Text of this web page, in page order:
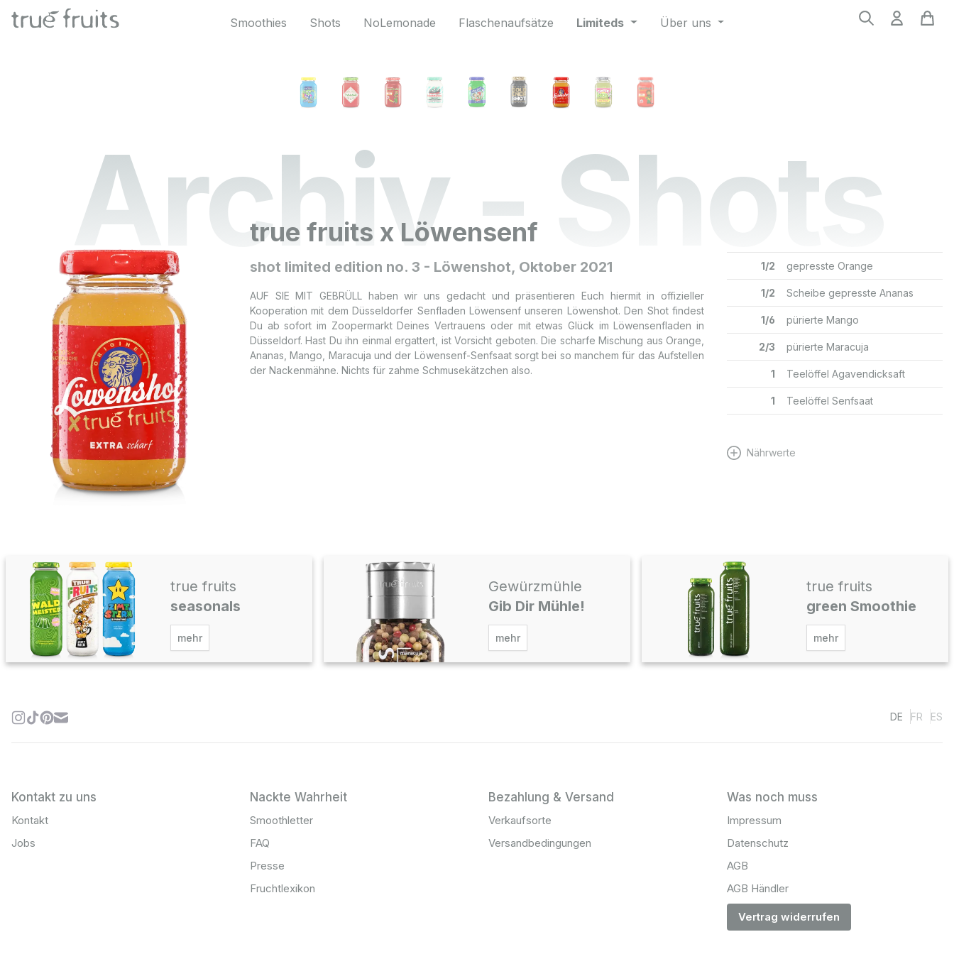
Hauptinhalt springen
Zur Suche springen
Zur Hauptnavigation springen Smoothies Shots NoLemonade Flaschenaufsätze Limiteds Über uns
Archiv - Shots
true fruits x Löwensenf
shot limited edition no. 3 - Löwenshot, Oktober 2021
AUF SIE MIT GEBRÜLL haben wir uns gedacht und präsentieren Euch hiermit in offizieller
Kooperation mit dem Düsseldorfer Senfladen Löwensenf unseren Löwenshot. Den Shot findest
Du ab sofort im Zoopermarkt Deines Vertrauens oder mit etwas Glück im Löwensenfladen in
Düsseldorf. Hast Du ihn einmal ergattert, ist Vorsicht geboten. Die scharfe Mischung aus Orange,
Ananas, Mango, Maracuja und der Löwensenf-Senfsaat sorgt bei so manchem für das Aufstellen
der Nackenmähne. Nichts für zahme Schmusekätzchen also.
1/2 gepresste Orange
1/2 Scheibe gepresste Ananas
1/6 pürierte Mango
2/3 pürierte Maracuja
1 Teelöffel Agavendicksaft
1 Teelöffel Senfsaat
Nährwerte
true fruits
seasonals
mehr
Gewürzmühle
Gib Dir Mühle!
mehr
true fruits
green Smoothie
mehr
DE FR ES
Kontakt zu uns
Kontakt
Jobs
Nackte Wahrheit
Smoothletter
FAQ
Presse
Fruchtlexikon
Bezahlung & Versand
Verkaufsorte
Versandbedingungen
Was noch muss
Impressum
Datenschutz
AGB
AGB Händler
Vertrag widerrufen